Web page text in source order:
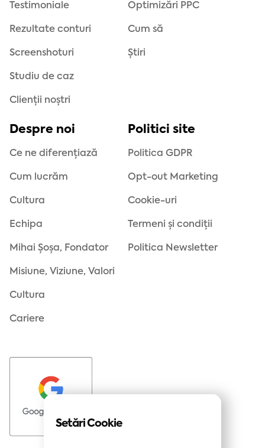
Testimoniale
Rezultate conturi
Screenshoturi
Studiu de caz
Clienții noștri
Optimizări PPC
Cum să
Știri
Despre noi
Ce ne diferențiază
Cum lucrăm
Cultura
Echipa
Mihai Șoșa, Fondator
Misiune, Viziune, Valori
Cultura
Cariere
Politici site
Politica GDPR
Opt-out Marketing
Cookie-uri
Termeni și condiții
Politica Newsletter
Setări Cookie